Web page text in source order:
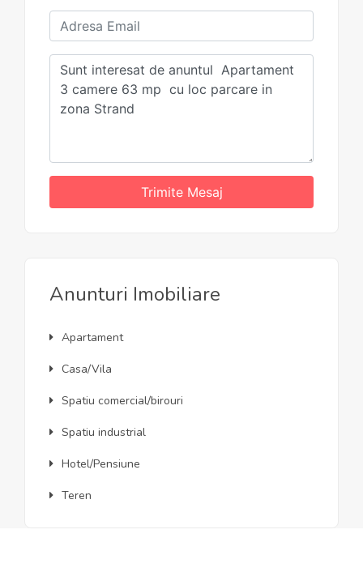
Trimite Mesaj
Anunturi Imobiliare
Apartament
Casa/Vila
Spatiu comercial/birouri
Spatiu industrial
Hotel/Pensiune
Teren